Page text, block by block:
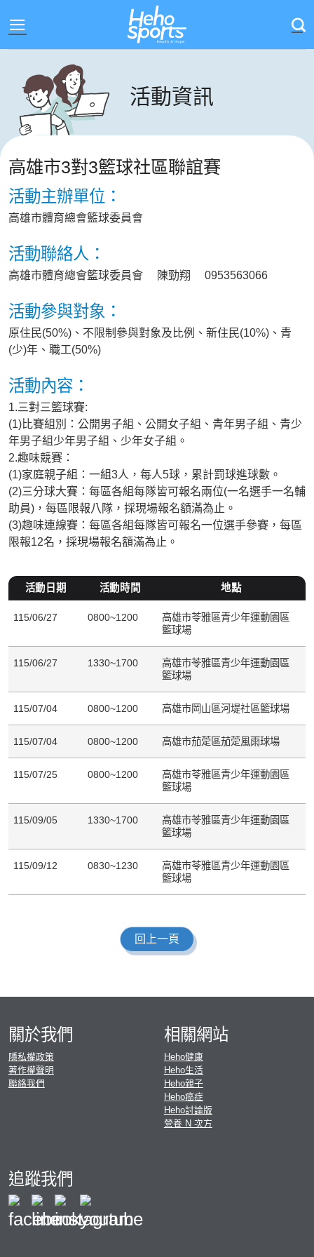
活動資訊
高雄市3對3籃球社區聯誼賽
活動主辦單位：
高雄市體育總會籃球委員會
活動聯絡人：
高雄市體育總會籃球委員會 陳勁翔 0953563066
活動參與對象：
原住民(50%)、不限制參與對象及比例、新住民(10%)、青
(少)年、職工(50%)
活動內容：
1.三對三籃球賽:
(1)比賽組別：公開男子組、公開女子組、青年男子組、青少
年男子組少年男子組、少年女子組。
2.趣味競賽：
(1)家庭親子組：一組3人，每人5球，累計罰球進球數。
(2)三分球大賽：每區各組每隊皆可報名兩位(一名選手一名輔
助員)，每區限報八隊，採現場報名額滿為止。
(3)趣味連線賽：每區各組每隊皆可報名一位選手參賽，每區
限報12名，採現場報名額滿為止。
活動日期 活動時間 地點
115/06/27 0800~1200
高雄市苓雅區青少年運動園區
籃球場
115/06/27 1330~1700
高雄市苓雅區青少年運動園區
籃球場
115/07/04 0800~1200 高雄市岡山區河堤社區籃球場
115/07/04 0800~1200 高雄市茄萣區茄萣風雨球場
115/07/25 0800~1200
高雄市苓雅區青少年運動園區
籃球場
115/09/05 1330~1700
高雄市苓雅區青少年運動園區
籃球場
115/09/12 0830~1230
高雄市苓雅區青少年運動園區
籃球場
回上一頁
關於我們
隱私權政策
著作權聲明
聯絡我們
相關網站
Heho健康
Heho生活
Heho親子
Heho癌症
Heho討論版
營養 N 次方
追蹤我們